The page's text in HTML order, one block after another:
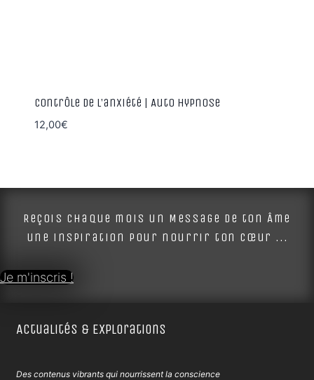
Contrôle de l’anxiété | Auto hypnose
12,00€
Reçois chaque mois un Message de ton Âme
une inspiration pour nourrir ton cœur ...
Je m'inscris !
Actualités & Explorations
Des contenus vibrants qui nourrissent la conscience